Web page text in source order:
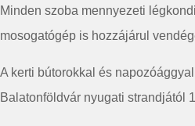
Minden szoba mennyezeti
mosogatógép is hozzájárul
A kerti bútorokkal és
Balatonföldvár nyugati strandjától